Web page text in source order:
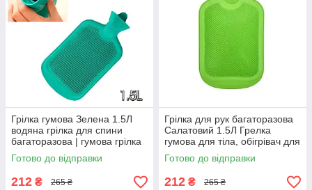
Грілка гумова Зелена 1.5Л
водяна грілка для спини
багаторазова | гумова грілка
Готово до відправки
212 ₴ 265 ₴
Грілка для рук багаторазова
Салатовий 1.5Л Грелка
гумова для тіла, обігрівач для
рук
Готово до відправки
212 ₴ 265 ₴